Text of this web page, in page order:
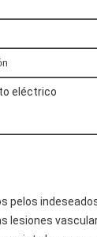
eléctrico
pelos
lesiones